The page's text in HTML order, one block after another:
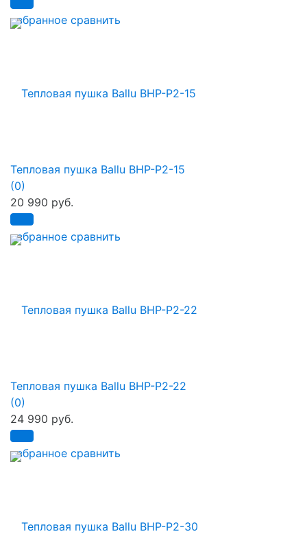
избранное сравнить
избранное сравнить
Тепловая пушка Ballu BHP-P2-15
(0)
20 990 руб.
избранное сравнить
Тепловая пушка Ballu BHP-P2-22
(0)
24 990 руб.